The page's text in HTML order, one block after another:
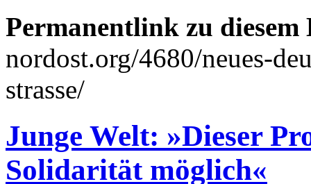
Permanentlink zu
nordost.org/4680/neues-
strasse/
Junge Welt: »Dieser
Solidarität möglich«